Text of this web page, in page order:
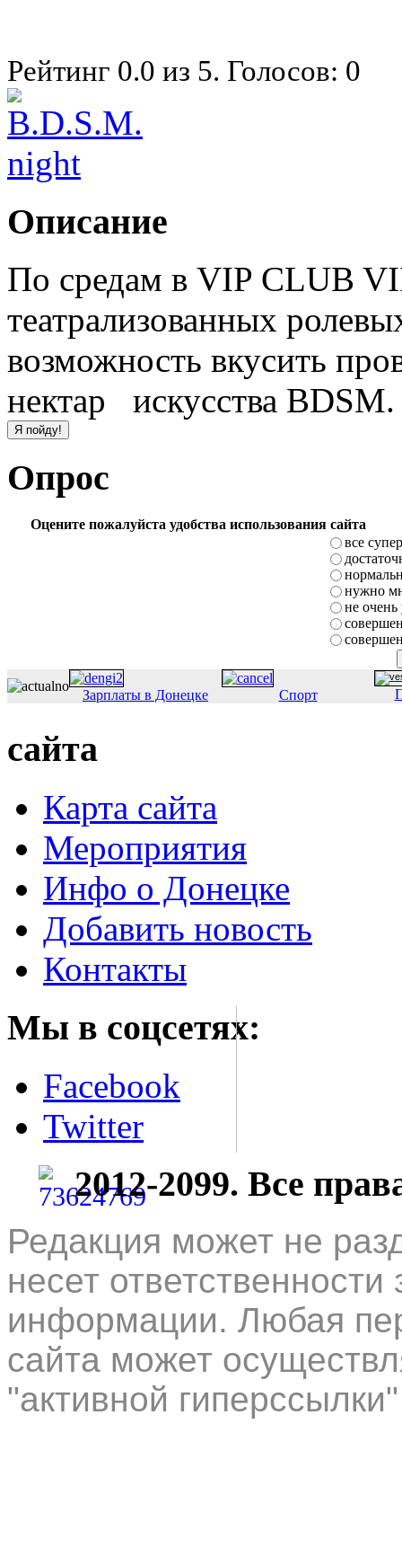
Рейтинг 0.0 из 5. Голосов: 0
Описание
По средам в VIP CLUB
театрализованных
возможность вкусить
нектар искусства BDSM.
Опрос
Оцените пожалуйста удобства использования сайта
все супер
нужно
не очень
Зарплаты в Донецке Спорт
сайта
Карта сайта
Мероприятия
Инфо о Донецке
Добавить новость
Контакты
Мы в соцсетях:
Facebook
Twitter
2012-2099. Все
Редакция может не
несет
информации. Любая
сайта может
"активной